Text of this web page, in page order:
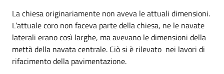
La chiesa originariamente non aveva le attuali dimensioni.
L’attuale coro non faceva parte della chiesa, ne le navate
laterali erano così larghe, ma avevano le dimensioni della
mettà della navata centrale. Ciò si è rilevato nei lavori di
rifacimento della pavimentazione.